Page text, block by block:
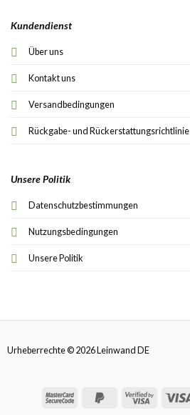
Kundendienst
Über uns
Kontakt uns
Versandbedingungen
Rückgabe- und Rückerstattungsrichtlinie
Unsere Politik
Datenschutzbestimmungen
Nutzungsbedingungen
Unsere Politik
Urheberrechte © 2026 Leinwand DE